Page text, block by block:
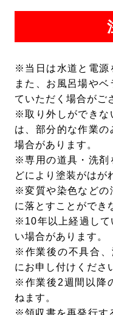
※当日は水道と電源
また、お風呂場や
ていただく場合がご
※取り外しができな
は、部分的な作業
場合があります。
※専用の道具・洗剤
どにより塗装がはが
※変質や染色などの
に落とすことができ
※10年以上経過して
い場合があります。
※作業後の不具合、
にお申し付けくださ
※作業後2週間以降
ねます。